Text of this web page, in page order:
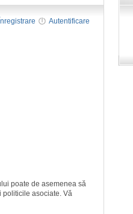
Înregistrare Autentificare
poate de asemenea să
politicile asociate. Vă